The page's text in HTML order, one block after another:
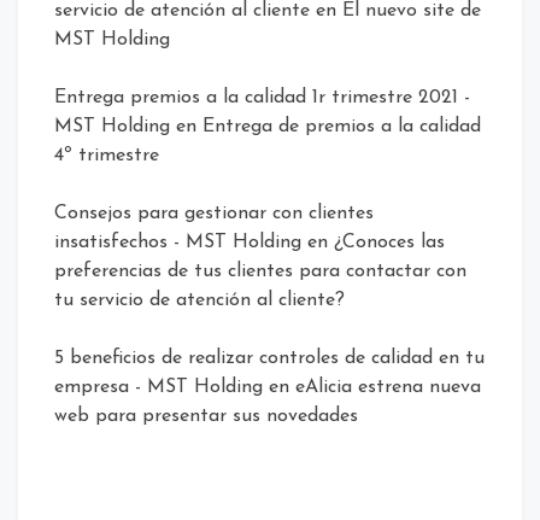
servicio de atención al cliente en El nuevo site de
MST Holding
Entrega premios a la calidad 1r trimestre 2021 -
MST Holding en Entrega de premios a la calidad
4º trimestre
Consejos para gestionar con clientes
insatisfechos - MST Holding en ¿Conoces las
preferencias de tus clientes para contactar con
tu servicio de atención al cliente?
5 beneficios de realizar controles de calidad en tu
empresa - MST Holding en eAlicia estrena nueva
web para presentar sus novedades